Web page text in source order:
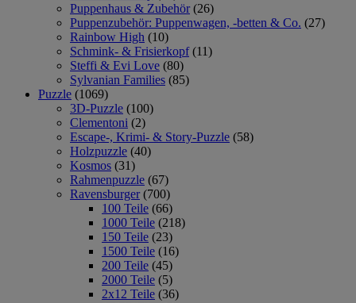
Puppenhaus & Zubehör (26)
Puppenzubehör: Puppenwagen, -betten & Co. (27)
Rainbow High (10)
Schmink- & Frisierkopf (11)
Steffi & Evi Love (80)
Sylvanian Families (85)
Puzzle (1069)
3D-Puzzle (100)
Clementoni (2)
Escape-, Krimi- & Story-Puzzle (58)
Holzpuzzle (40)
Kosmos (31)
Rahmenpuzzle (67)
Ravensburger (700)
100 Teile (66)
1000 Teile (218)
150 Teile (23)
1500 Teile (16)
200 Teile (45)
2000 Teile (5)
2x12 Teile (36)